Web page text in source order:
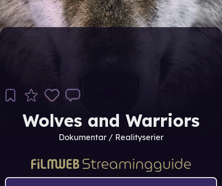
Wolves and Warriors
Dokumentar / Realityserier